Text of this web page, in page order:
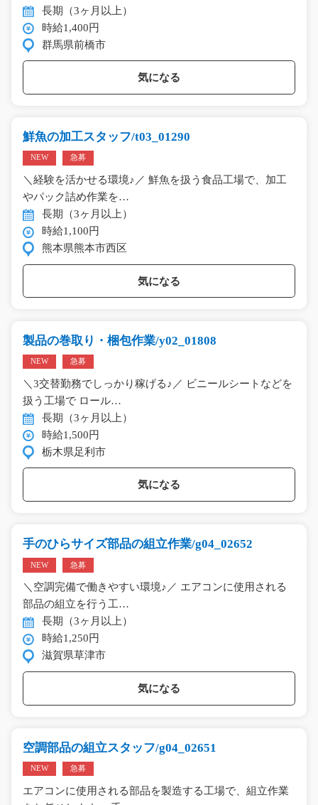
長期（3ヶ月以上）
時給1,400円
群馬県前橋市
気になる
鮮魚の加工スタッフ/t03_01290
NEW 急募
＼経験を活かせる環境♪／ 鮮魚を扱う食品工場で、加工
やパック詰め作業を…
長期（3ヶ月以上）
時給1,100円
熊本県熊本市西区
気になる
製品の巻取り・梱包作業/y02_01808
NEW 急募
＼3交替勤務でしっかり稼げる♪／ ビニールシートなどを
扱う工場で ロール…
長期（3ヶ月以上）
時給1,500円
栃木県足利市
気になる
手のひらサイズ部品の組立作業/g04_02652
NEW 急募
＼空調完備で働きやすい環境♪／ エアコンに使用される
部品の組立を行う工…
長期（3ヶ月以上）
時給1,250円
滋賀県草津市
気になる
空調部品の組立スタッフ/g04_02651
NEW 急募
エアコンに使用される部品を製造する工場で、組立作業